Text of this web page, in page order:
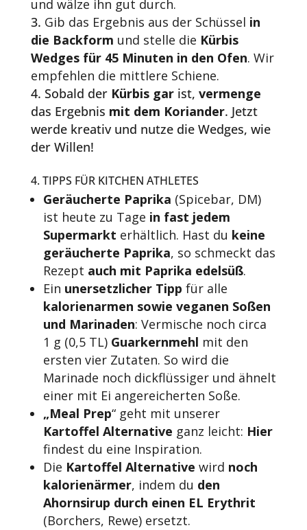
und wälze ihn gut durch.
Gib das Ergebnis aus der Schüssel in
die Backform und stelle die Kürbis
Wedges für 45 Minuten in den Ofen. Wir
empfehlen die mittlere Schiene.
Sobald der Kürbis garist, vermenge
das Ergebnis mit dem Koriander. Jetzt
werde kreativ und nutze die Wedges, wie
der Willen!
4. TIPPS FÜR KITCHEN ATHLETES
Geräucherte Paprika (Spicebar, DM)
ist heute zu Tage in fast jedem
Supermarkt erhältlich. Hast du keine
geräucherte Paprika, so schmeckt das
Rezept auch mit Paprika edelsüß.
Ein unersetzlicher Tipp für alle
kalorienarmen sowie veganen Soßen
und Marinaden: Vermische noch circa
1 g (0,5 TL) Guarkernmehl mit den
ersten vier Zutaten. So wird die
Marinade noch dickflüssiger und ähnelt
einer mit Ei angereicherten Soße.
„Meal Prep“ geht mit unserer
Kartoffel Alternative ganz leicht: Hier
findest du eine Inspiration.
Die Kartoffel Alternative wird noch
kalorienärmer, indem du den
Ahornsirup durch einen EL Erythrit
(Borchers, Rewe) ersetzt.